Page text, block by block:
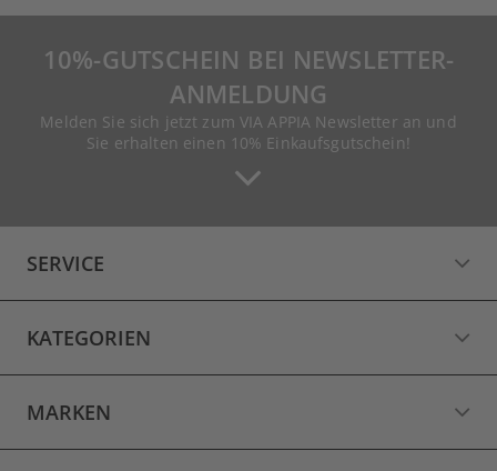
10%-GUTSCHEIN BEI NEWSLETTER-
ANMELDUNG
Melden Sie sich jetzt zum VIA APPIA Newsletter an und
Sie erhalten einen 10% Einkaufsgutschein!
SERVICE
KATEGORIEN
MARKEN